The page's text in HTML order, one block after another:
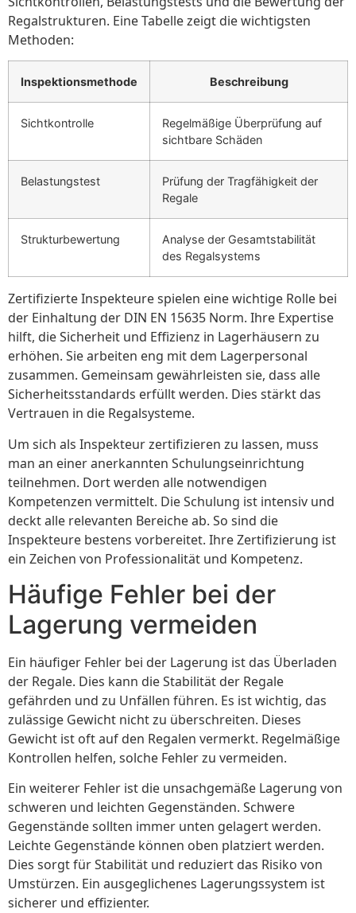
Regalstrukturen. Eine Tabelle zeigt die wichtigsten
Methoden:
Inspektionsmethode Beschreibung
Sichtkontrolle
Regelmäßige Überprüfung auf
sichtbare Schäden
Belastungstest
Prüfung der Tragfähigkeit der
Regale
Strukturbewertung
Analyse der Gesamtstabilität
des Regalsystems
Zertifizierte Inspekteure spielen eine wichtige Rolle bei
der Einhaltung der DIN EN 15635 Norm. Ihre Expertise
hilft, die Sicherheit und Effizienz in Lagerhäusern zu
erhöhen. Sie arbeiten eng mit dem Lagerpersonal
zusammen. Gemeinsam gewährleisten sie, dass alle
Sicherheitsstandards erfüllt werden. Dies stärkt das
Vertrauen in die Regalsysteme.
Um sich als Inspekteur zertifizieren zu lassen, muss
man an einer anerkannten Schulungseinrichtung
teilnehmen. Dort werden alle notwendigen
Kompetenzen vermittelt. Die Schulung ist intensiv und
deckt alle relevanten Bereiche ab. So sind die
Inspekteure bestens vorbereitet. Ihre Zertifizierung ist
ein Zeichen von Professionalität und Kompetenz.
Häufige Fehler bei der
Lagerung vermeiden
Ein häufiger Fehler bei der Lagerung ist das Überladen
der Regale. Dies kann die Stabilität der Regale
gefährden und zu Unfällen führen. Es ist wichtig, das
zulässige Gewicht nicht zu überschreiten. Dieses
Gewicht ist oft auf den Regalen vermerkt. Regelmäßige
Kontrollen helfen, solche Fehler zu vermeiden.
Ein weiterer Fehler ist die unsachgemäße Lagerung von
schweren und leichten Gegenständen. Schwere
Gegenstände sollten immer unten gelagert werden.
Leichte Gegenstände können oben platziert werden.
Dies sorgt für Stabilität und reduziert das Risiko von
Umstürzen. Ein ausgeglichenes Lagerungssystem ist
sicherer und effizienter.